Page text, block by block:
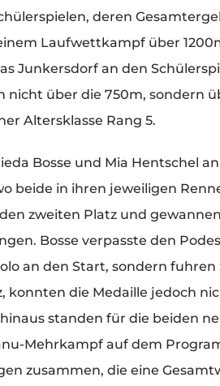
deren
Laufwettkampf über
Junkersdorf an den
über die 750m, sondern
Altersklasse Rang 5.
Bosse und Mia Hentschel
beide in ihren jeweiligen
zweiten Platz und
Bosse verpasste den
an den Start, sondern
konnten die Medaille jedoch
standen für die beiden
Mehrkampf auf dem
zusammen, die eine